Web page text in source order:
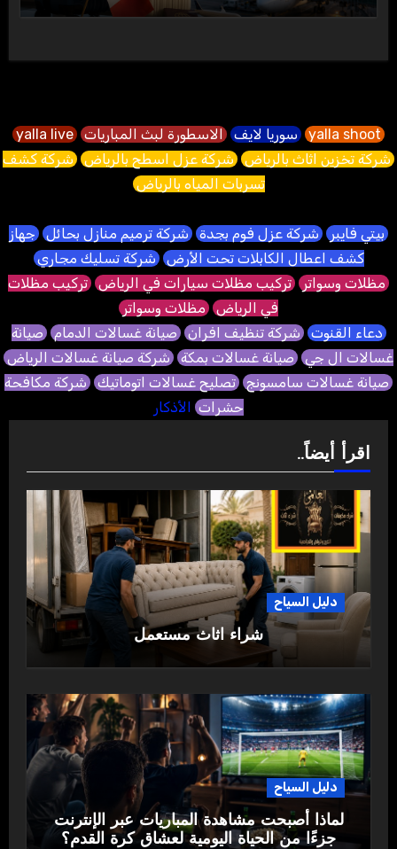
yalla shoot سوريا لايف الاسطورة لبث المباريات yalla live
شركة تخزين اثاث بالرياض شركة عزل اسطح بالرياض شركة كشف
تسربات المياه بالرياض
بيتي فايبر شركة عزل فوم بجدة شركة ترميم منازل بحائل جهاز
كشف اعطال الكابلات تحت الأرض شركة تسليك مجاري
مظلات وسواتر تركيب مظلات سيارات في الرياض تركيب مظلات
في الرياض مظلات وسواتر
دعاء القنوت شركة تنظيف افران صيانة غسالات الدمام صيانة
غسالات ال جي صيانة غسالات بمكة شركة صيانة غسالات الرياض
صيانة غسالات سامسونج تصليح غسالات اتوماتيك شركة مكافحة
حشرات الأذكار
اقرأ أيضاً..
دليل السياح
شراء اثاث مستعمل
دليل السياح
لماذا أصبحت مشاهدة المباريات عبر الإنترنت
جزءًا من الحياة اليومية لعشاق كرة القدم؟